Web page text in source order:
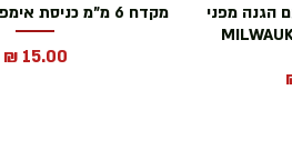
הגנה מפני
מקדח 6 מ"מ כניסת אימפקט HSS MAG
מחיר